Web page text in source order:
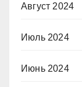
Август 2024
Июль 2024
Июнь 2024